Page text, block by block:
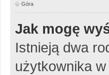
Góra
Jak mogę
Istnieją dwa
użytkownika